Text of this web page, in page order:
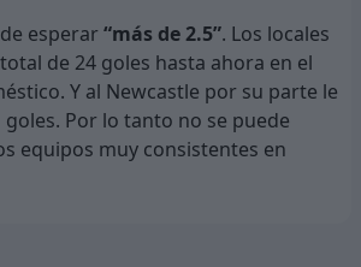
esperar “más de 2.5”. Los locales
de 24 goles hasta ahora en el
Y al Newcastle por su parte le
Por lo tanto no se puede
equipos muy consistentes en